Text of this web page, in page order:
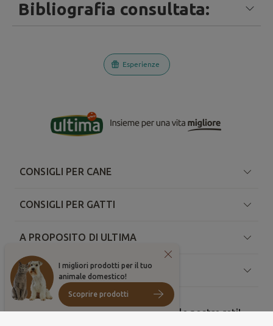
Bibliografia consultata:
Esperienze
I migliori prodotti per il tuo
animale domestico!
Scoprire prodotti
CONSIGLI PER CANE
CONSIGLI PER GATTI
A PROPOSITO DI ULTIMA
RISORSE
Condividi le tue foto migliori sulle nostre reti!